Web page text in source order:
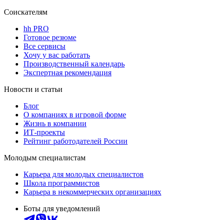
Соискателям
hh PRO
Готовое резюме
Все сервисы
Хочу у вас работать
Производственный календарь
Экспертная рекомендация
Новости и статьи
Блог
О компаниях в игровой форме
Жизнь в компании
ИТ-проекты
Рейтинг работодателей России
Молодым специалистам
Карьера для молодых специалистов
Школа программистов
Карьера в некоммерческих организациях
Боты для уведомлений